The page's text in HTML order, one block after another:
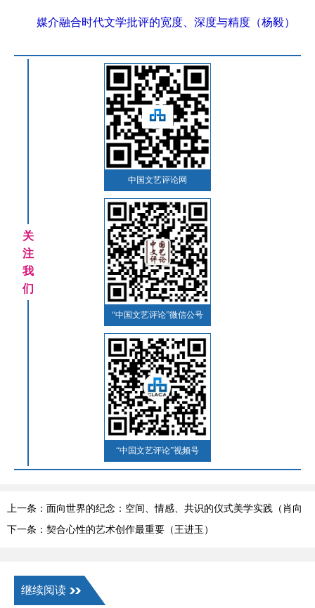
媒介融合时代文学批评的宽度、深度与精度（杨毅）
关
注
我
们
中国文艺评论网
“中国文艺评论”微信公号
“中国文艺评论”视频号
上一条：面向世界的纪念：空间、情感、共识的仪式美学实践（肖向
荣）
下一条：契合心性的艺术创作最重要（王进玉）
继续阅读